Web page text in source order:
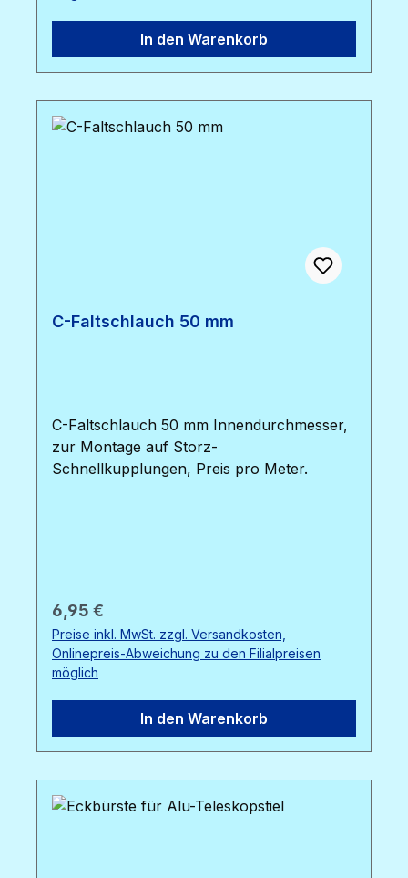
In den Warenkorb
C-Faltschlauch 50 mm
C-Faltschlauch 50 mm Innendurchmesser,
zur Montage auf Storz-
Schnellkupplungen, Preis pro Meter.
Regulärer Preis:
6,95 €
Preise inkl. MwSt. zzgl. Versandkosten,
Onlinepreis-Abweichung zu den Filialpreisen
möglich
In den Warenkorb